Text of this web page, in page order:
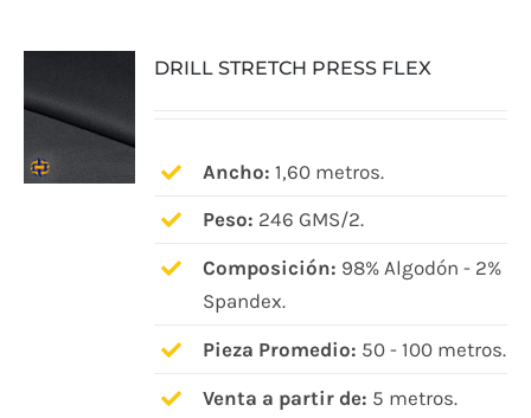
DRILL STRETCH PRESS FLEX
Ancho: 1,60 metros.
Peso: 246 GMS/2.
Composición: 98% Algodón - 2%
Spandex.
Pieza Promedio: 50 - 100 metros.
Venta a partir de: 5 metros.